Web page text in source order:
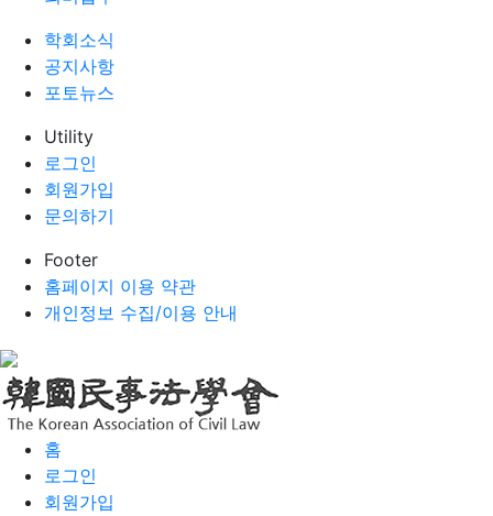
학회소식
공지사항
포토뉴스
Utility
로그인
회원가입
문의하기
Footer
홈페이지 이용 약관
개인정보 수집/이용 안내
홈
로그인
회원가입